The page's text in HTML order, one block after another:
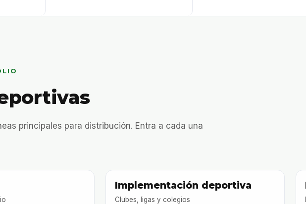
principales para distribución. Entra a cada una
Implementación deportiva
Clubes, ligas y colegios